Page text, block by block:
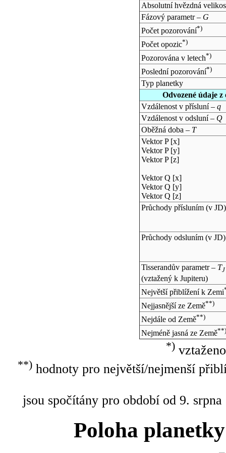
Absolutní hvězdná
Fázový parametr – G
Počet pozorování*)
Počet opozic*)
Pozorována v letech*)
Poslední pozorování*)
Typ planetky
Odvozené údaje
Vzdálenost v přísluní – q
Vzdálenost v odsluní – Q
Oběžná doba – T
Vektor P [x]
Vektor P [y]
Vektor P [z]
Vektor Q [x]
Vektor Q [y]
Vektor Q [z]
Průchody přísluním (v JD)
Průchody odsluním (v JD)
Tisserandův parametr – TJ
(vztažený k Jupiteru)
Největší přiblížení k Zemi
Nejjasnější ze Země**)
Nejdále od Země**)
Nejméně jasná ze Země**)
*)
**)hodnoty pro největší/nejmenší
jsou spočítány pro období od 9.
Poloha